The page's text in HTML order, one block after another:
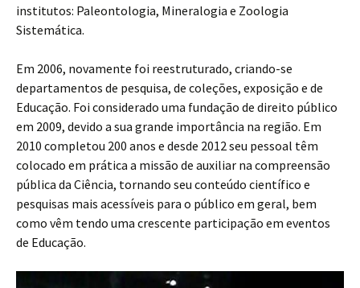
institutos: Paleontologia, Mineralogia e Zoologia
Sistemática.
Em 2006, novamente foi reestruturado, criando-se
departamentos de pesquisa, de coleções, exposição e de
Educação. Foi considerado uma fundação de direito público
em 2009, devido a sua grande importância na região. Em
2010 completou 200 anos e desde 2012 seu pessoal têm
colocado em prática a missão de auxiliar na compreensão
pública da Ciência, tornando seu conteúdo científico e
pesquisas mais acessíveis para o público em geral, bem
como vêm tendo uma crescente participação em eventos
de Educação.